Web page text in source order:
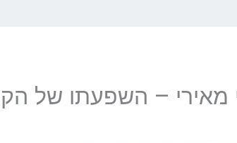
דדי מאירי – השפעתו